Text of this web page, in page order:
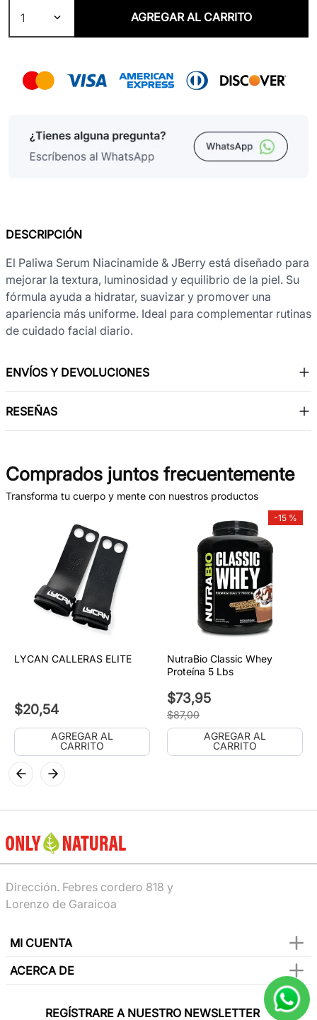
1 AGREGAR AL CARRITO
DESCRIPCIÓN
El Paliwa Serum Niacinamide & JBerry está diseñado para
mejorar la textura, luminosidad y equilibrio de la piel. Su
fórmula ayuda a hidratar, suavizar y promover una
apariencia más uniforme. Ideal para complementar rutinas
de cuidado facial diario.
ENVÍOS Y DEVOLUCIONES
RESEÑAS
Comprados juntos frecuentemente
Transforma tu cuerpo y mente con nuestros productos
LYCAN CALLERAS ELITE
$20,54
AGREGAR AL
CARRITO
-15 %
NutraBio Classic Whey
Proteína 5 Lbs
$73,95
$87,00
AGREGAR AL
CARRITO
Dirección. Febres cordero 818 y
Lorenzo de Garaicoa
MI CUENTA
ACERCA DE
REGÍSTRARE A NUESTRO NEWSLETTER